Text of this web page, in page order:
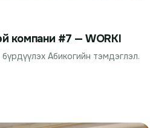
компани #7 — WORKI
Абикогийн тэмдэглэл.